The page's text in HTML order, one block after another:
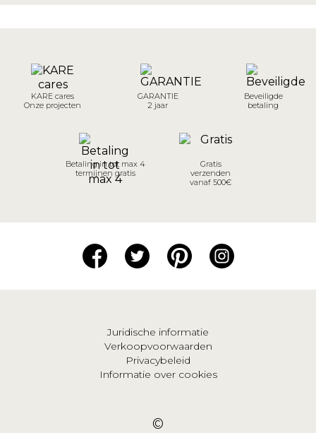
KARE cares
Onze projecten
GARANTIE
2 jaar
Beveiligde
betaling
Betaling in tot max 4
termijnen gratis
Gratis
verzenden
vanaf 500€
Juridische informatie
Verkoopvoorwaarden
Privacybeleid
Informatie over cookies
©